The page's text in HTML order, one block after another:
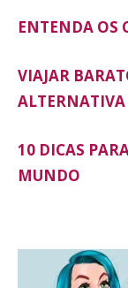
ENTENDA OS
VIAJAR
ALTERNATIVA
10 DICAS
MUNDO